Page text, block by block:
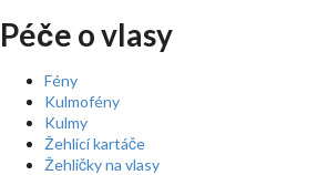
Péče o vlasy
Fény
Kulmofény
Kulmy
Žehlící kartáče
Žehličky na vlasy